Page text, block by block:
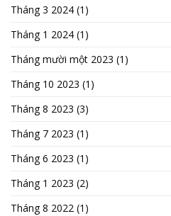
Tháng 3 2024 (1)
Tháng 1 2024 (1)
Tháng mười một 2023 (1)
Tháng 10 2023 (1)
Tháng 8 2023 (3)
Tháng 7 2023 (1)
Tháng 6 2023 (1)
Tháng 1 2023 (2)
Tháng 8 2022 (1)